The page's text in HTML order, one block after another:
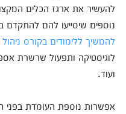
להעשיר את ארגז הכלים
נוספים שיסייעו להם להתקדם
להמשיך ללימודים בקורס
לוגיסטיקה ותפעול שרשרת
ועוד.
אפשרות נוספת העומדת בפני